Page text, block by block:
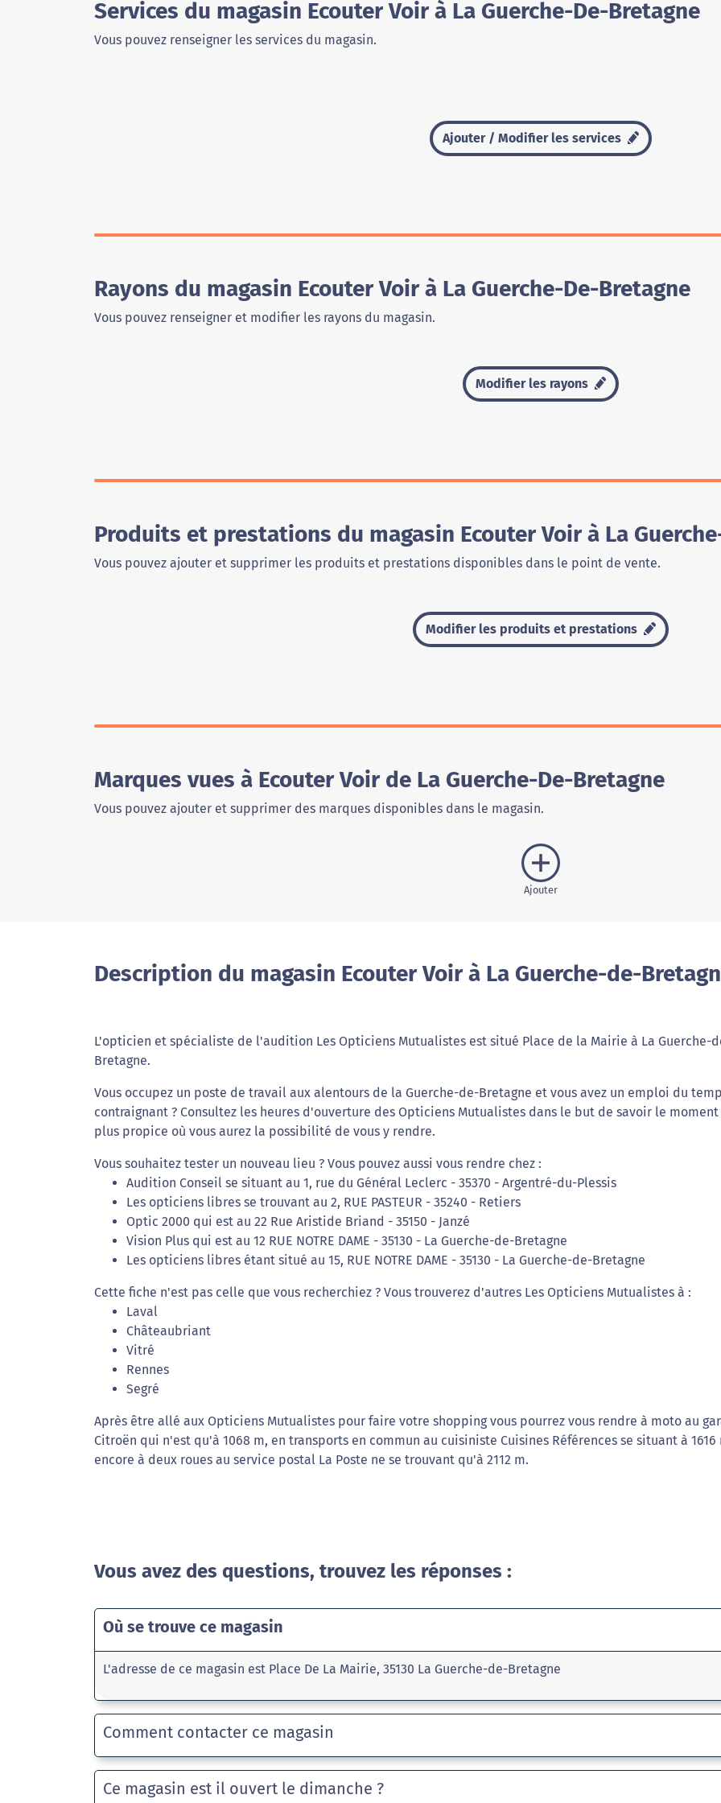
Services du magasin Ecouter Voir à La Guerche-De-Bretagne
Vous pouvez renseigner les services du magasin.
Ajouter / Modifier les services
Rayons du magasin Ecouter Voir à La Guerche-De-Bretagne
Vous pouvez renseigner et modifier les rayons du magasin.
Modifier les rayons
Produits et prestations du magasin Ecouter Voir à La
Vous pouvez ajouter et supprimer les produits et prestations disponibles dans le point de vente.
Modifier les produits et prestations
Marques vues à Ecouter Voir de La Guerche-De-Bretagne
Vous pouvez ajouter et supprimer des marques disponibles dans le magasin.
Ajouter
Description du magasin Ecouter Voir à La Guerche-de-
L'opticien et spécialiste de l'audition Les Opticiens Mutualistes est situé Place de la Mairie à La Guerche-
Bretagne.
Vous occupez un poste de travail aux alentours de la Guerche-de-Bretagne et vous avez un emploi du
contraignant ? Consultez les heures d'ouverture des Opticiens Mutualistes dans le but de savoir le moment
plus propice où vous aurez la possibilité de vous y rendre.
Vous souhaitez tester un nouveau lieu ? Vous pouvez aussi vous rendre chez :
Audition Conseil se situant au 1, rue du Général Leclerc - 35370 - Argentré-du-Plessis
Les opticiens libres se trouvant au 2, RUE PASTEUR - 35240 - Retiers
Optic 2000 qui est au 22 Rue Aristide Briand - 35150 - Janzé
Vision Plus qui est au 12 RUE NOTRE DAME - 35130 - La Guerche-de-Bretagne
Les opticiens libres étant situé au 15, RUE NOTRE DAME - 35130 - La Guerche-de-Bretagne
Cette fiche n'est pas celle que vous recherchiez ? Vous trouverez d'autres Les Opticiens Mutualistes à :
Laval
Châteaubriant
Vitré
Rennes
Segré
Après être allé aux Opticiens Mutualistes pour faire votre shopping vous pourrez vous rendre à moto au
Citroën qui n'est qu'à 1068 m, en transports en commun au cuisiniste Cuisines Références se situant à 1616
encore à deux roues au service postal La Poste ne se trouvant qu'à 2112 m.
Vous avez des questions, trouvez les réponses :
Où se trouve ce magasin
L'adresse de ce magasin est Place De La Mairie, 35130 La Guerche-de-Bretagne
Comment contacter ce magasin
Ce magasin est il ouvert le dimanche ?